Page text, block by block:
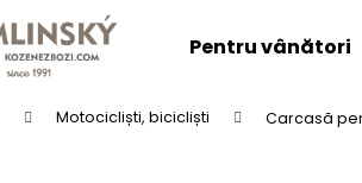
Pentru vânători
Motocicliști, bicicliști Carcasă